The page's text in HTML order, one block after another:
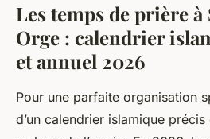
Les temps de prière
Orge : calendrier
et annuel 2026
Pour une parfaite organisation
d’un calendrier islamique